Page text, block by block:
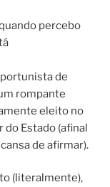
percebo
de
rompante
eleito no
do Estado (afinal
de afirmar).
(literalmente),